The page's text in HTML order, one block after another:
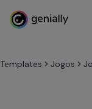
Templates Jogos